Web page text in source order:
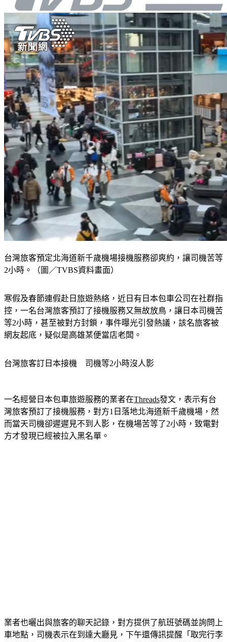
台灣旅客預定北海道新千歲機場接機服務卻爽約，讓司機苦等
2小時。（圖／TVBS資料畫面）
寒假及春節連假赴日旅遊熱絡，近日有日本包車公司在社群指
控，一名台灣旅客預訂了接機服務又無故放鳥，讓日本司機苦
等2小時，甚至被對方封鎖，事件曝光引發熱議，該名旅客被
網友起底，疑似是高雄某便當店老闆。
台灣旅客訂日本接機　司機等2小時沒人影
一名經營日本包車旅遊服務的業者在Threads發文，表示有台
灣旅客預訂了接機服務，對方1日落地北海道新千歲機場，然
而當天司機卻遲遲見不到人影，在機場苦等了2小時，致電對
方才發現已經被拉入黑名單。
業者也曬出與旅客的聊天記錄，對方提供了航班號碼並詢問上
車地點，司機表示在到達大廳見，下午還傳訊提醒「取完行李